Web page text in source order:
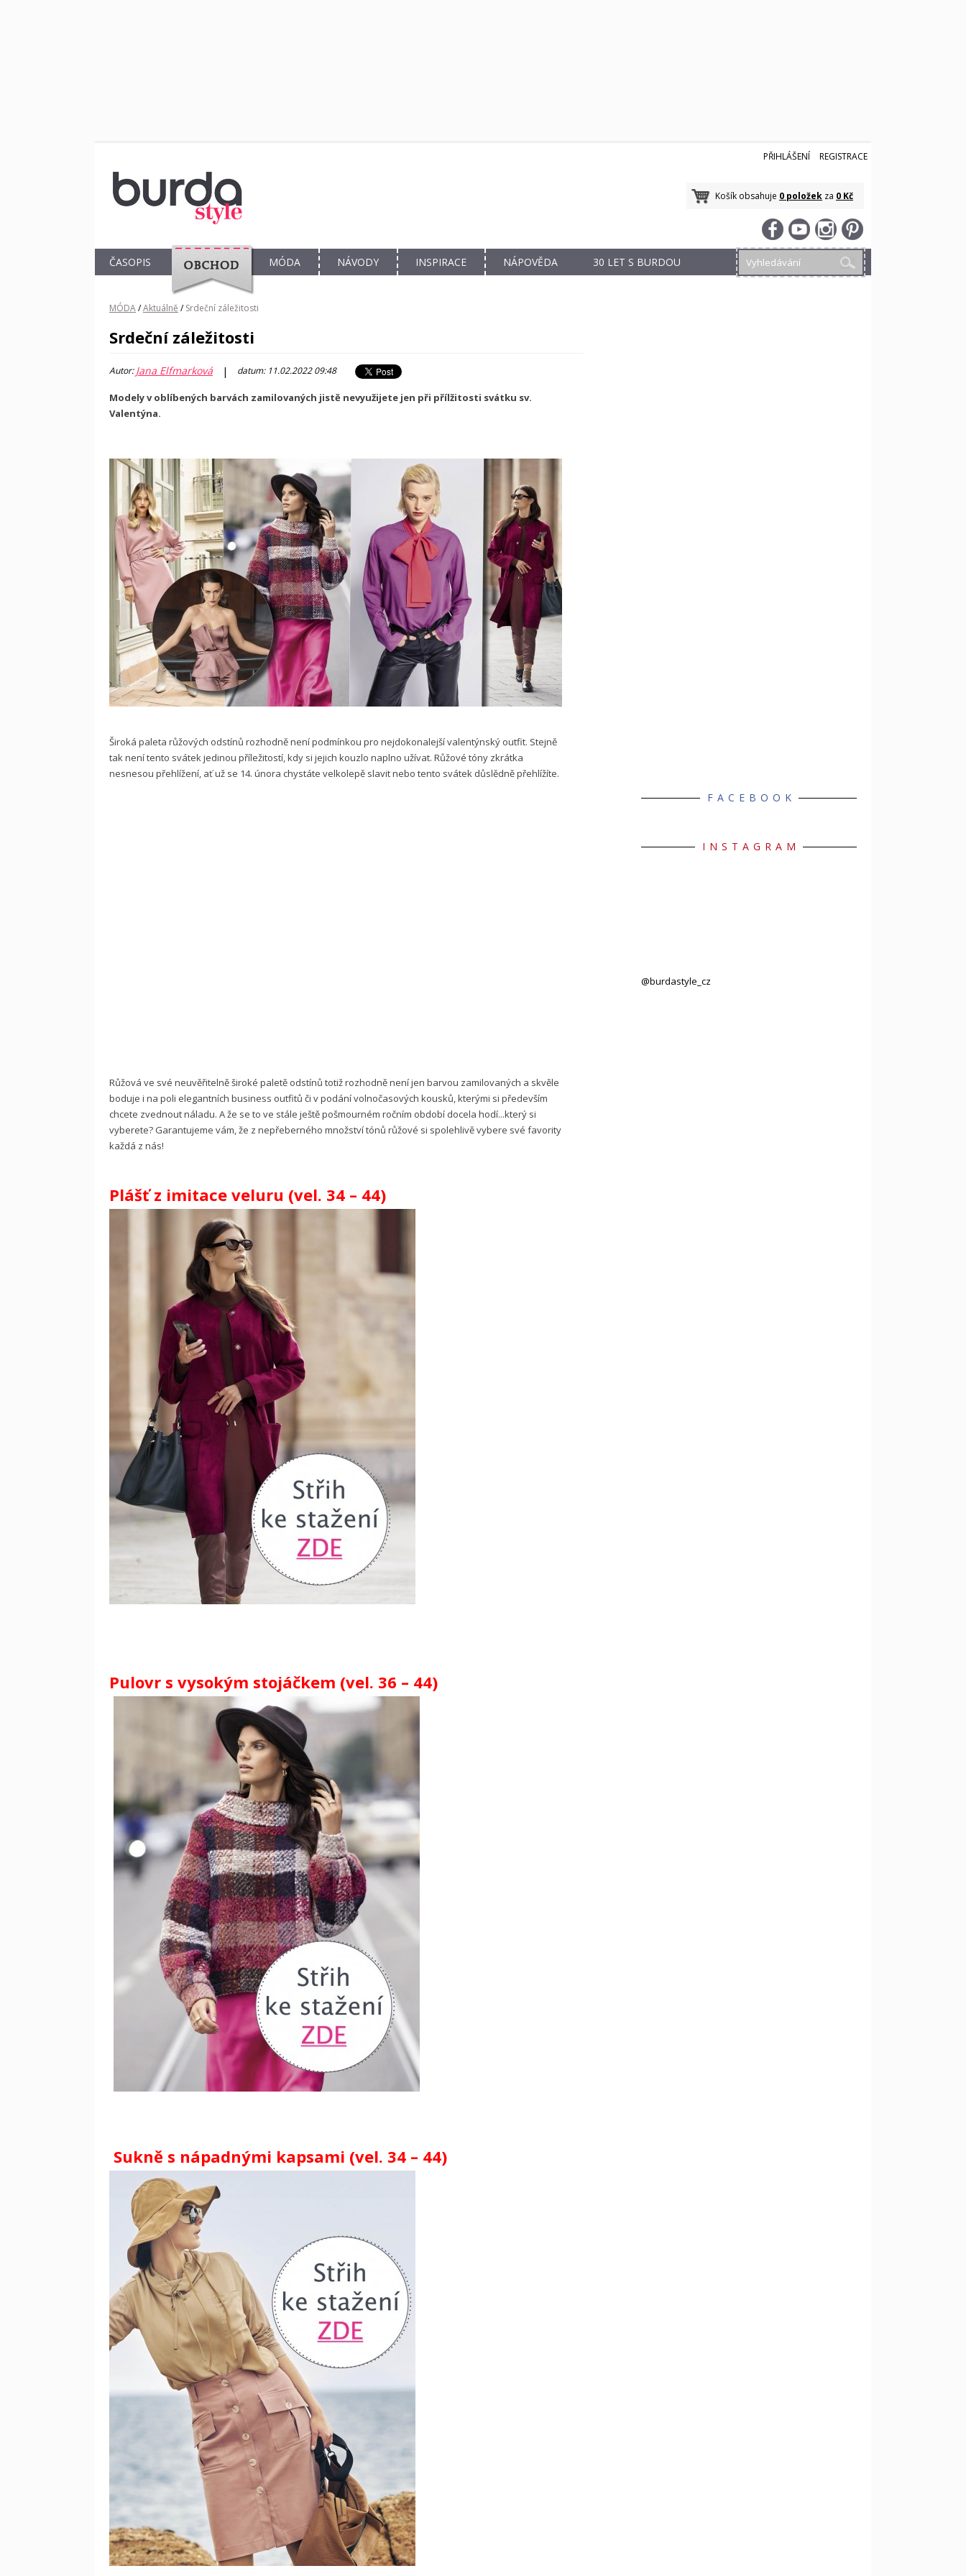
PŘIHLÁŠENÍ REGISTRACE
Košík obsahuje 0 položek za 0 Kč
ČASOPIS
OBCHOD
MÓDA NÁVODY INSPIRACE NÁPOVĚDA 30 LET S BURDOU
MÓDA/Aktuálně / Srdeční záležitosti
Srdeční záležitosti
Autor:Jana Elfmarková | datum: 11.02.2022 09:48
Modely v oblíbených barvách zamilovaných jistě nevyužijete jen při přílžitosti svátku sv.
Valentýna.
Široká paleta růžových odstínů rozhodně není podmínkou pro nejdokonalejší valentýnský outfit. Stejně
tak není tento svátek jedinou příležitostí, kdy si jejich kouzlo naplno užívat. Růžové tóny zkrátka
nesnesou přehlížení, ať už se 14. února chystáte velkolepě slavit nebo tento svátek důslědně přehlížíte.
Růžová ve své neuvěřitelně široké paletě odstínů totiž rozhodně není jen barvou zamilovaných a skvěle
boduje i na poli elegantních business outfitů či v podání volnočasových kousků, kterými si především
chcete zvednout náladu. A že se to ve stále ještě pošmourném ročním období docela hodí...který si
vyberete? Garantujeme vám, že z nepřeberného množství tónů růžové si spolehlivě vybere své favority
každá z nás!
Plášť z imitace veluru (vel. 34 – 44)
Pulovr s vysokým stojáčkem (vel. 36 – 44)
Sukně s nápadnými kapsami (vel. 34 – 44)
FACEBOOK
INSTAGRAM
@burdastyle_cz